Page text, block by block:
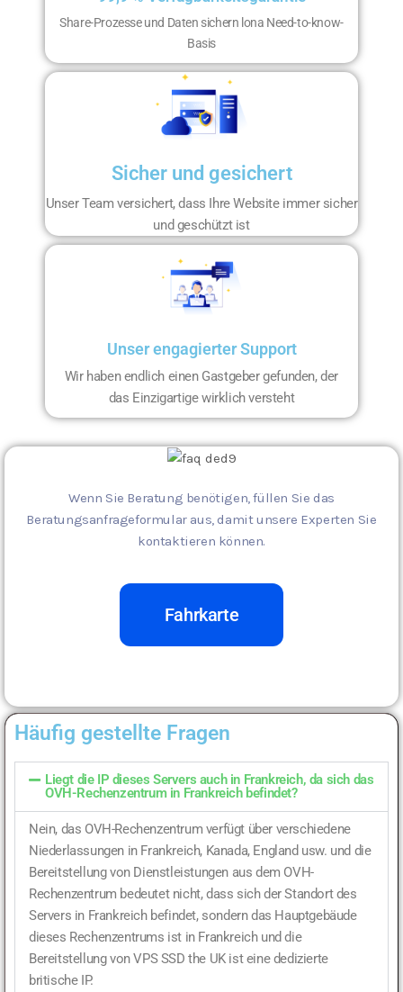
Share-Prozesse und Daten sichern lona Need-to-know-
Basis
Sicher und gesichert
Unser Team versichert, dass Ihre Website immer sicher
und geschützt ist
Unser engagierter Support
Wir haben endlich einen Gastgeber gefunden, der
das Einzigartige wirklich versteht
Wenn Sie Beratung benötigen, füllen Sie das
Beratungsanfrageformular aus, damit unsere Experten Sie
kontaktieren können.
Fahrkarte
Häufig gestellte Fragen
Liegt die IP dieses Servers auch in Frankreich, da sich das
OVH-Rechenzentrum in Frankreich befindet?
Nein, das OVH-Rechenzentrum verfügt über verschiedene
Niederlassungen in Frankreich, Kanada, England usw. und die
Bereitstellung von Dienstleistungen aus dem OVH-
Rechenzentrum bedeutet nicht, dass sich der Standort des
Servers in Frankreich befindet, sondern das Hauptgebäude
dieses Rechenzentrums ist in Frankreich und die
Bereitstellung von VPS SSD the UK ist eine dedizierte
britische IP.